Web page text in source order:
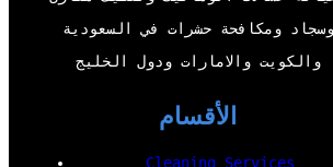
وسجاد ومكافحة حشرات في السعودية
والكويت والامارات ودول الخليج
الأقسام
Cleaning Services